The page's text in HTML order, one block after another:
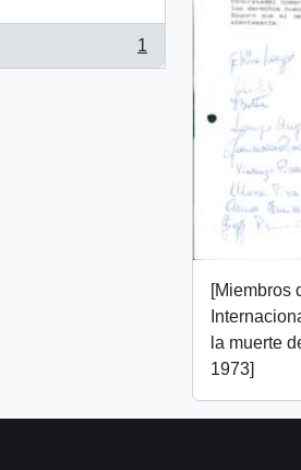
1
[Miembros
la muerte
1973]